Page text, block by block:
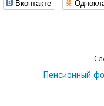
Вконтакте
Пенсионный